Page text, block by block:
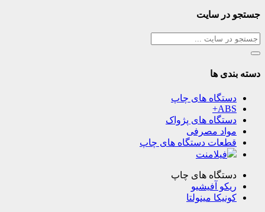
جستجو در سایت
دسته بندی ها
دستگاه های چاپ
ABS+
دستگاه های پژواک
مواد مصرفی
قطعات دستگاه های چاپ
فیلامنت
دستگاه های چاپ
ریکو آفیشیو
کونیکا مینولتا